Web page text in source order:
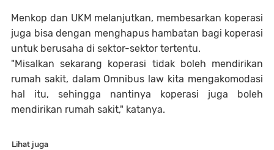
Menkop dan UKM melanjutkan, membesarkan koperasi
juga bisa dengan menghapus hambatan bagi koperasi
untuk berusaha di sektor-sektor tertentu.
"Misalkan sekarang koperasi tidak boleh mendirikan
rumah sakit, dalam Omnibus law kita mengakomodasi
hal itu, sehingga nantinya koperasi juga boleh
mendirikan rumah sakit," katanya.
Lihat juga